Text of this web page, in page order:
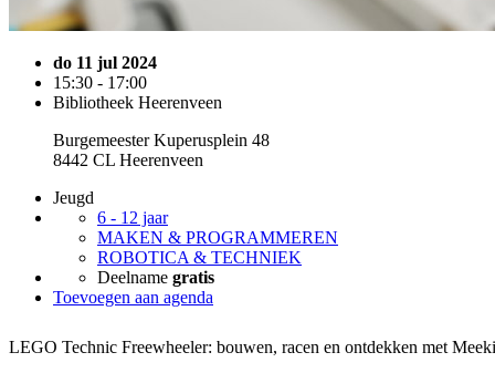
do 11 jul 2024
15:30 - 17:00
Bibliotheek Heerenveen
Burgemeester Kuperusplein 48
8442 CL Heerenveen
Jeugd
6 - 12 jaar
MAKEN & PROGRAMMEREN
ROBOTICA & TECHNIEK
Deelname gratis
Toevoegen aan agenda
LEGO Technic Freewheeler: bouwen, racen en ontdekken met